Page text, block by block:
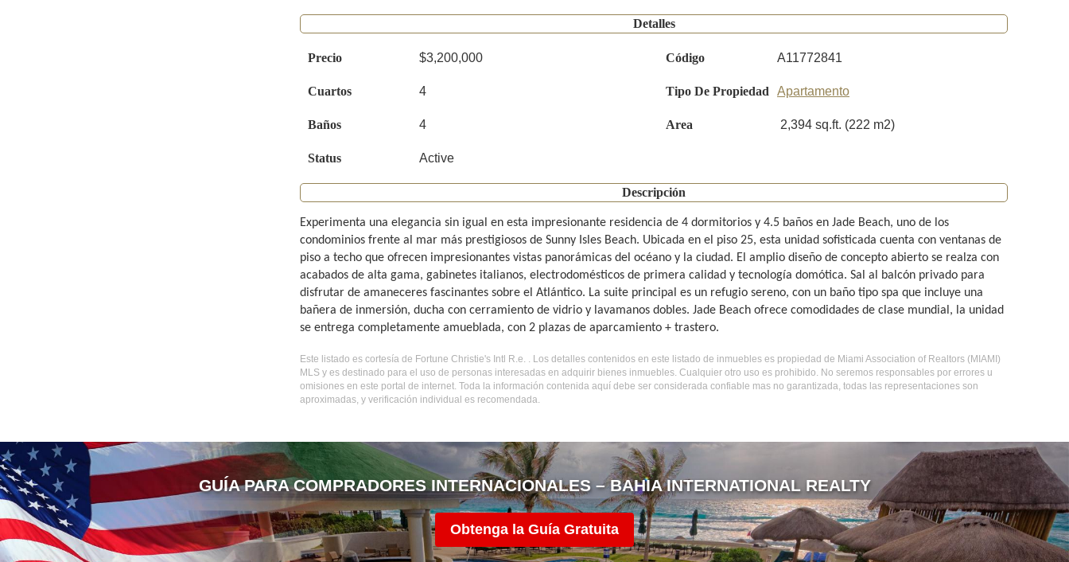
Detalles
Precio $3,200,000 Código A11772841
Cuartos 4 Tipo De Propiedad Apartamento
Baños 4 Area 2,394 sq.ft. (222 m2)
Status Active
Descripción
Experimenta una elegancia sin igual en esta impresionante residencia de 4 dormitorios y 4.5 baños en Jade Beach, uno de los
condominios frente al mar más prestigiosos de Sunny Isles Beach. Ubicada en el piso 25, esta unidad sofisticada cuenta con ventanas de
piso a techo que ofrecen impresionantes vistas panorámicas del océano y la ciudad. El amplio diseño de concepto abierto se realza con
acabados de alta gama, gabinetes italianos, electrodomésticos de primera calidad y tecnología domótica. Sal al balcón privado para
disfrutar de amaneceres fascinantes sobre el Atlántico. La suite principal es un refugio sereno, con un baño tipo spa que incluye una
bañera de inmersión, ducha con cerramiento de vidrio y lavamanos dobles. Jade Beach ofrece comodidades de clase mundial, la unidad
se entrega completamente amueblada, con 2 plazas de aparcamiento + trastero.
Este listado es cortesía de Fortune Christie's Intl R.e. . Los detalles contenidos en este listado de inmuebles es propiedad de Miami Association of Realtors (MIAMI)
MLS y es destinado para el uso de personas interesadas en adquirir bienes inmuebles. Cualquier otro uso es prohibido. No seremos responsables por errores u
omisiones en este portal de internet. Toda la información contenida aquí debe ser considerada confiable mas no garantizada, todas las representaciones son
aproximadas, y verificación individual es recomendada.
GUÍA PARA COMPRADORES INTERNACIONALES – BAHIA INTERNATIONAL REALTY
Obtenga la Guía Gratuita